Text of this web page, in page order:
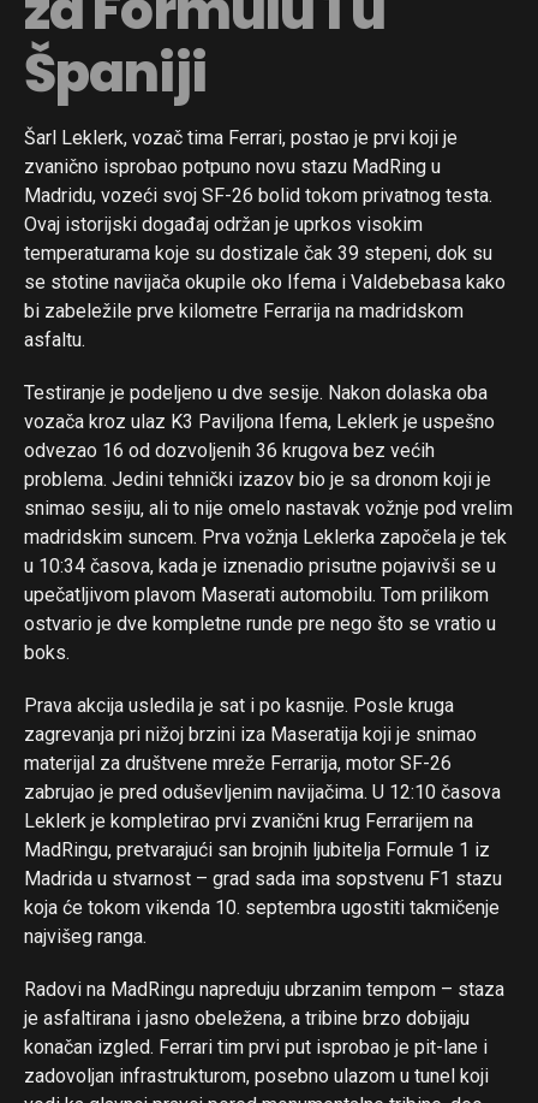
Španiji
Šarl Leklerk, vozač tima Ferrari, postao je prvi koji je
zvanično isprobao potpuno novu stazu MadRing u
Madridu, vozeći svoj SF-26 bolid tokom privatnog testa.
Ovaj istorijski događaj održan je uprkos visokim
temperaturama koje su dostizale čak 39 stepeni, dok su
se stotine navijača okupile oko Ifema i Valdebebasa kako
bi zabeležile prve kilometre Ferrarija na madridskom
asfaltu.
Testiranje je podeljeno u dve sesije. Nakon dolaska oba
vozača kroz ulaz K3 Paviljona Ifema, Leklerk je uspešno
odvezao 16 od dozvoljenih 36 krugova bez većih
problema. Jedini tehnički izazov bio je sa dronom koji je
snimao sesiju, ali to nije omelo nastavak vožnje pod vrelim
madridskim suncem. Prva vožnja Leklerka započela je tek
u 10:34 časova, kada je iznenadio prisutne pojavivši se u
upečatljivom plavom Maserati automobilu. Tom prilikom
ostvario je dve kompletne runde pre nego što se vratio u
boks.
Prava akcija usledila je sat i po kasnije. Posle kruga
zagrevanja pri nižoj brzini iza Maseratija koji je snimao
materijal za društvene mreže Ferrarija, motor SF-26
zabrujao je pred oduševljenim navijačima. U 12:10 časova
Leklerk je kompletirao prvi zvanični krug Ferrarijem na
MadRingu, pretvarajući san brojnih ljubitelja Formule 1 iz
Madrida u stvarnost – grad sada ima sopstvenu F1 stazu
koja će tokom vikenda 10. septembra ugostiti takmičenje
najvišeg ranga.
Radovi na MadRingu napreduju ubrzanim tempom – staza
je asfaltirana i jasno obeležena, a tribine brzo dobijaju
konačan izgled. Ferrari tim prvi put isprobao je pit-lane i
zadovoljan infrastrukturom, posebno ulazom u tunel koji